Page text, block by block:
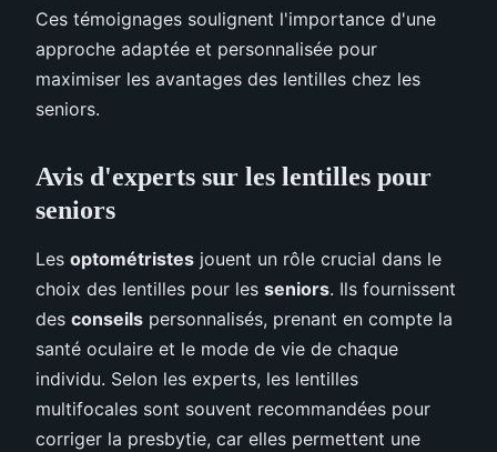
Ces témoignages soulignent l'importance d'une
approche adaptée et personnalisée pour
maximiser les avantages des lentilles chez les
seniors.
Avis d'experts sur les lentilles pour
seniors
Les optométristes jouent un rôle crucial dans le
choix des lentilles pour les seniors. Ils fournissent
des conseils personnalisés, prenant en compte la
santé oculaire et le mode de vie de chaque
individu. Selon les experts, les lentilles
multifocales sont souvent recommandées pour
corriger la presbytie, car elles permettent une